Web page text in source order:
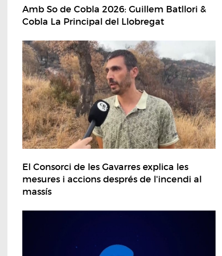
Amb So de Cobla 2026: Guillem Batllori &
Cobla La Principal del Llobregat
El Consorci de les Gavarres explica les
mesures i accions després de l'incendi al
massís